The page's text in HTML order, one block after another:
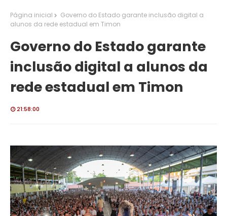
Página inicial
Governo do Estado garante inclusão digital a
alunos da rede estadual em Timon
Governo do Estado garante
inclusão digital a alunos da
rede estadual em Timon
21:58:00